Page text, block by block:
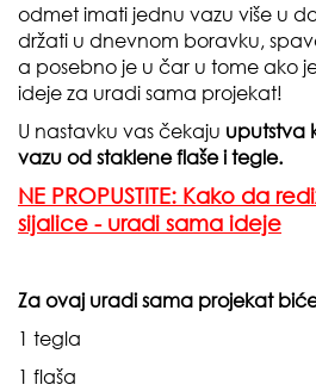
odmet imati jednu vazu više u
držati u dnevnom boravku,
a posebno je u čar u tome ako
ideje za uradi sama projekat!
U nastavku vas čekaju uputstva
vazu od staklene flaše i tegle.
NE PROPUSTITE: Kako da
sijalice - uradi sama ideje
Za ovaj uradi sama projekat
1 tegla
1 flaša